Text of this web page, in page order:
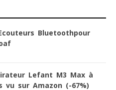
Bluetoothpour
Lefant M3 Max à
vu sur Amazon (-67%)